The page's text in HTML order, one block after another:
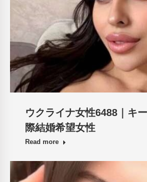
ウクライナ女性6488｜キ
際結婚希望女性
Read more